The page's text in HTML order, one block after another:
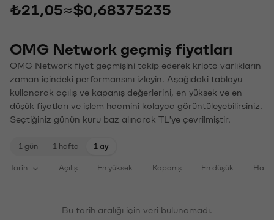
₺21,05≈$0,68375235
OMG Network geçmiş fiyatları
OMG Network fiyat geçmişini takip ederek kripto varlıkların
zaman içindeki performansını izleyin. Aşağıdaki tabloyu
kullanarak açılış ve kapanış değerlerini, en yüksek ve en
düşük fiyatları ve işlem hacmini kolayca görüntüleyebilirsiniz.
Seçtiğiniz günün kuru baz alınarak TL'ye çevrilmiştir.
1 gün 1 hafta 1 ay
Tarih Açılış En yüksek Kapanış En düşük
Bu tarih aralığı için veri bulunamadı.